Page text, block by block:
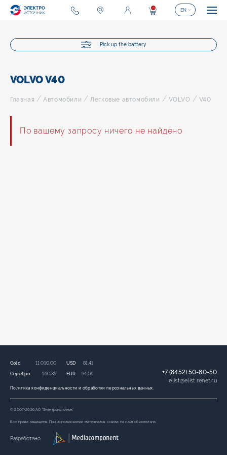
Pick up the battery
VOLVO V40
Главная /Автомобили /Легковые автомобили / VOLVO / V40
По вашему запросу ничего не найдено
Политика конфиденциальности и обработки персональных данных.
Gold 11 010,00
Серебро 160,35
USD 81,41
EUR 94,06 +7 (8452) 50-80-50
elist@elist.renet.ru
© 2007-2026 АО “Электроисточник”
Все права защищены. При использовании материалов ссылка на сайт обязательна.
Разработано
0 EN